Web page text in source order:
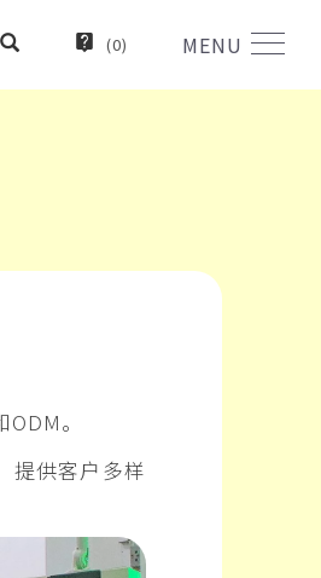
MENU
(0)
。
提供客户多样